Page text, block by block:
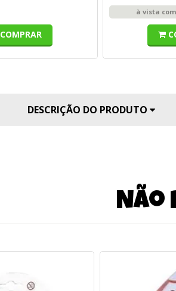
COMPRAR
à vista
DESCRIÇÃO DO PRODUTO
Não